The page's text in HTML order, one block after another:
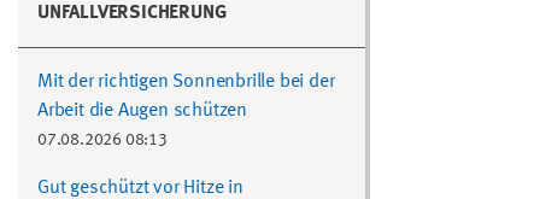
UNFALLVERSICHERUNG
Mit der richtigen Sonnenbrille bei der
Arbeit die Augen schützen
07.08.2026 08:13
Gut geschützt vor Hitze in